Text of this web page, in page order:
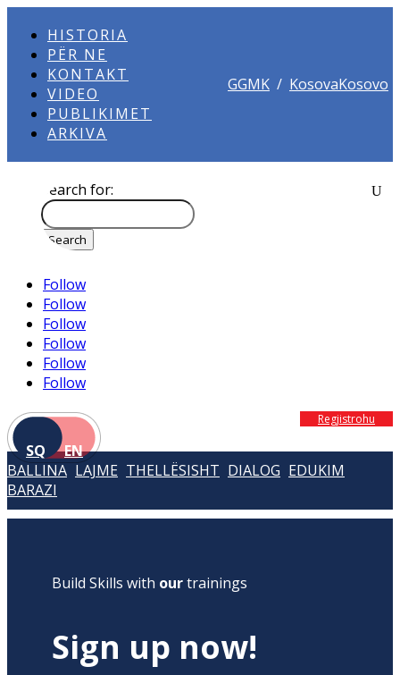
HISTORIA
PËR NE
KONTAKT
VIDEO
PUBLIKIMET
ARKIVA
GGMK / KosovaKosovo
Search for:
Follow
Follow
Follow
Follow
Follow
Follow
SQ EN
Regjistrohu
BALLINA LAJME THELLËSISHT DIALOG EDUKIM
BARAZI
Build Skills with ourtrainings
Sign up now!